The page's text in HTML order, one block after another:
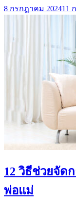
8 กรกฎาคม 202411
12 วิธีช่วยจัด
พ่อแม่